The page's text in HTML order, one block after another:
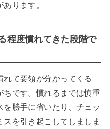
ります。
程度慣れてきた段階で
れて要領が分かってくる
ちです。慣れるまでは慎重
を勝手に省いたり、チェッ
を引き起こしてしましま